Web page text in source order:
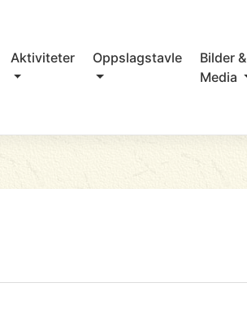
Aktiviteter Oppslagstavle
Bilder &
Media